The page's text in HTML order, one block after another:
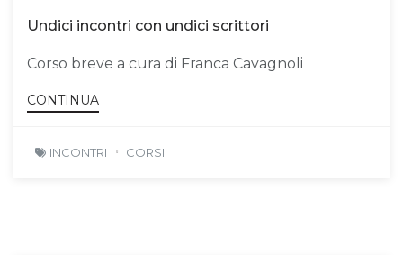
Undici incontri con undici scrittori
Corso breve a cura di Franca Cavagnoli
CONTINUA
INCONTRI CORSI